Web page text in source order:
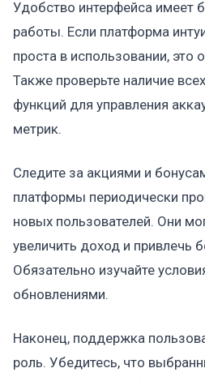
Удобство интерфейса имеет
работы. Если платформа
проста в использовании, это
Также проверьте наличие
функций для управления
метрик.
Следите за акциями и
платформы периодически
новых пользователей. Они
увеличить доход и привлечь
Обязательно изучайте
обновлениями.
Наконец, поддержка
роль. Убедитесь, что